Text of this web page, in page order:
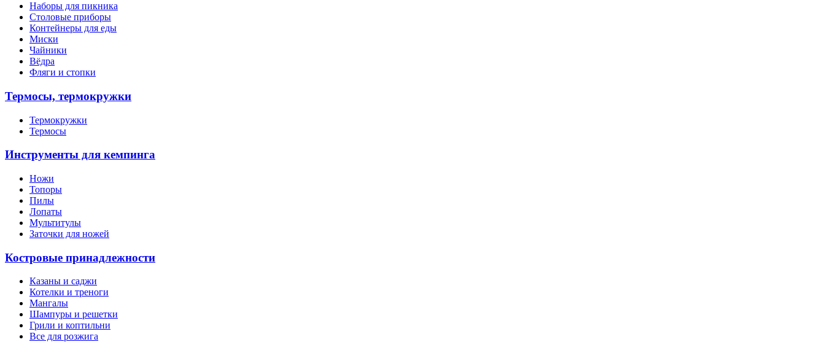
Наборы для пикника
Столовые приборы
Контейнеры для еды
Миски
Чайники
Вёдра
Фляги и стопки
Термосы, термокружки
Термокружки
Термосы
Инструменты для кемпинга
Ножи
Топоры
Пилы
Лопаты
Мультитулы
Заточки для ножей
Костровые принадлежности
Казаны и саджи
Котелки и треноги
Мангалы
Шампуры и решетки
Грили и коптильни
Все для розжига